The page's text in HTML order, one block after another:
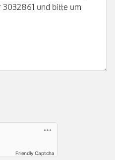
Friendly Captcha